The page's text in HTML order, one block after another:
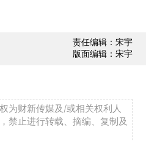
责任编辑：宋宇
版面编辑：宋宇
为财新传媒及/或相关权利人
禁止进行转载、摘编、复制及